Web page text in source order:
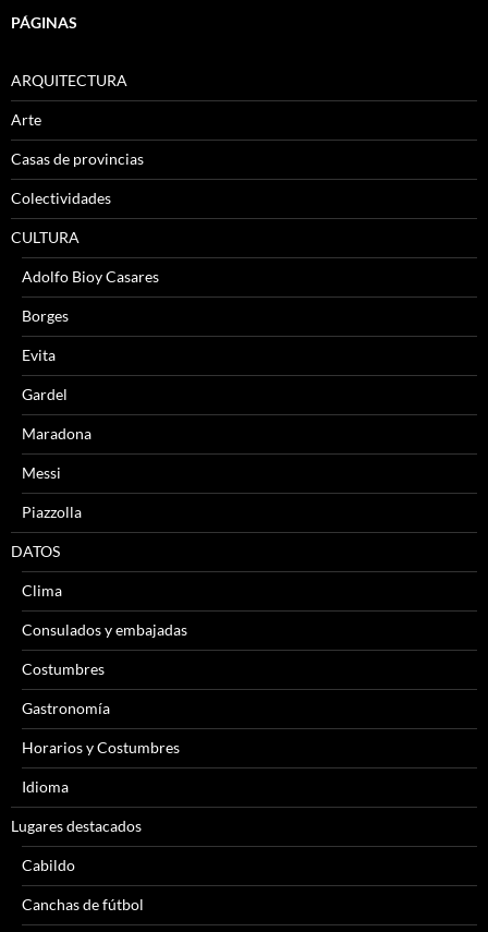
PÁGINAS
ARQUITECTURA
Arte
Casas de provincias
Colectividades
CULTURA
Adolfo Bioy Casares
Borges
Evita
Gardel
Maradona
Messi
Piazzolla
DATOS
Clima
Consulados y embajadas
Costumbres
Gastronomía
Horarios y Costumbres
Idioma
Lugares destacados
Cabildo
Canchas de fútbol